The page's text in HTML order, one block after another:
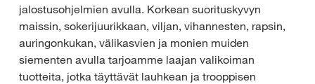
jalostusohjelmien avulla. Korkean suorituskyvyn
maissin, sokerijuurikkaan, viljan, vihannesten, rapsin,
auringonkukan, välikasvien ja monien muiden
siementen avulla tarjoamme laajan valikoiman
tuotteita, jotka täyttävät lauhkean ja trooppisen